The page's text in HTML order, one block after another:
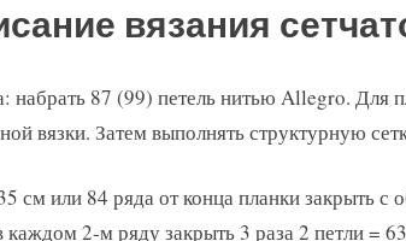
вязания
набрать 87 (99) петель нитью Allegro. Для
вязки. Затем выполнять структурную
см или 84 ряда от конца планки закрыть с
каждом 2-м ряду закрыть 3 раза 2 петли =